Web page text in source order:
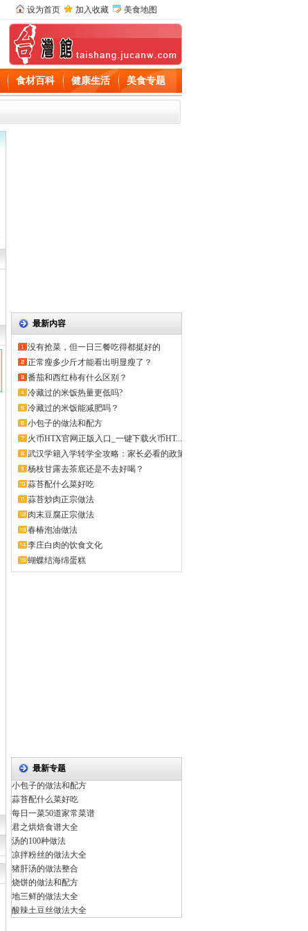
设为首页 加入收藏 美食地图
食材百科 健康生活 美食专题
最新内容
没有抢菜，但一日三餐吃得都挺好的
正常瘦多少斤才能看出明显瘦了？
番茄和西红柿有什么区别？
冷藏过的米饭热量更低吗?
冷藏过的米饭能减肥吗？
小包子的做法和配方
火币HTX官网正版入口_一键下载火币HT...
武汉学籍入学转学全攻略：家长必看的政策
解...
杨枝甘露去茶底还是不去好喝？
蒜苔配什么菜好吃
蒜苔炒肉正宗做法
肉末豆腐正宗做法
春椿泡油做法
李庄白肉的饮食文化
蝴蝶结海绵蛋糕
最新专题
小包子的做法和配方
蒜苔配什么菜好吃
每日一菜50道家常菜谱
君之烘焙食谱大全
汤的100种做法
凉拌粉丝的做法大全
猪肝汤的做法整合
烧饼的做法和配方
地三鲜的做法大全
酸辣土豆丝做法大全